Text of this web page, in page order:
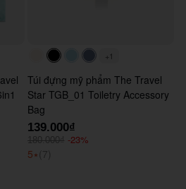
#faf0e6#000000#ADD8E6
+1
Túi đựng mỹ phẩm The Travel
Star TGB_01 Toiletry Accessory
Bag
139.000₫
180.000₫ -23%
5⭑ (7)